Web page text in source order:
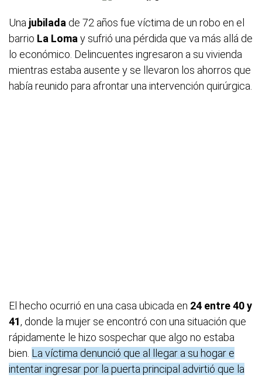
Una jubilada de 72 años fue víctima de un robo en el
barrio La Loma y sufrió una pérdida que va más allá de
lo económico. Delincuentes ingresaron a su vivienda
mientras estaba ausente y se llevaron los ahorros que
había reunido para afrontar una intervención quirúrgica.
El hecho ocurrió en una casa ubicada en 24 entre 40 y
41, donde la mujer se encontró con una situación que
rápidamente le hizo sospechar que algo no estaba
bien. La víctima denunció que al llegar a su hogar e
intentar ingresar por la puerta principal advirtió que la